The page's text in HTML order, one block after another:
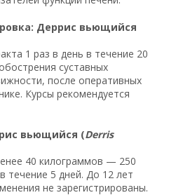
Деррис вьющийся
1 раз в день в течение 20
суставных
после оперативных
Курсы рекомендуется
вьющийся (Derris
40 килограммов — 250
течение 5 дней. До 12 лет
не зарегистрированы.